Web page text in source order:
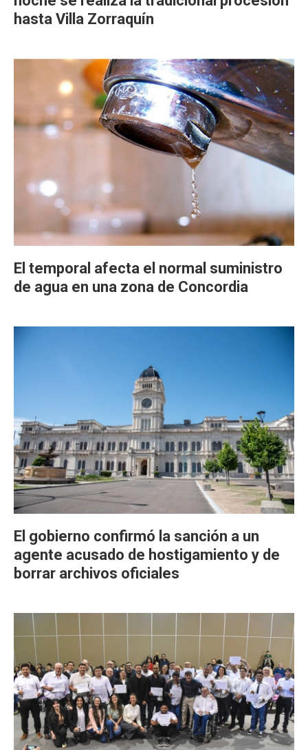
hasta Villa Zorraquín
El temporal afecta el normal suministro
de agua en una zona de Concordia
El gobierno confirmó la sanción a un
agente acusado de hostigamiento y de
borrar archivos oficiales